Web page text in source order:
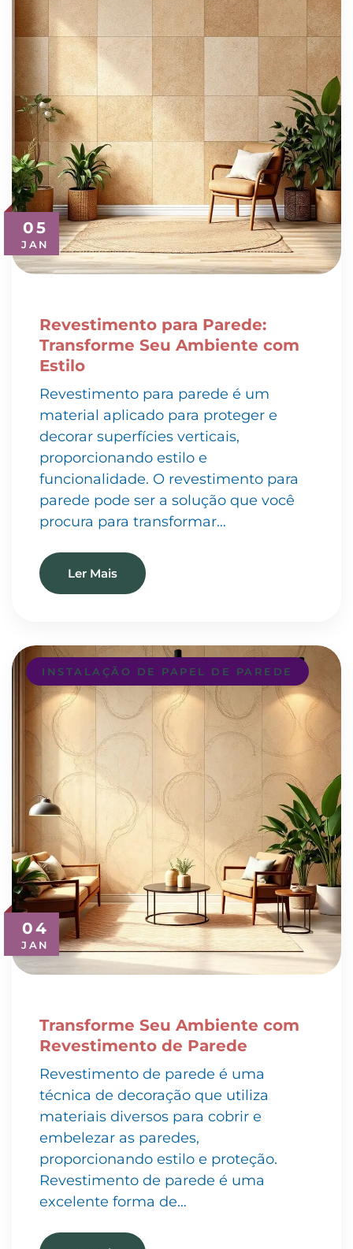
05
JAN
Revestimento para Parede:
Transforme Seu Ambiente com
Estilo
Revestimento para parede é um
material aplicado para proteger e
decorar superfícies verticais,
proporcionando estilo e
funcionalidade. O revestimento para
parede pode ser a solução que você
procura para transformar…
Ler Mais
04
JAN
INSTALAÇÃO DE PAPEL DE PAREDE
Transforme Seu Ambiente com
Revestimento de Parede
Revestimento de parede é uma
técnica de decoração que utiliza
materiais diversos para cobrir e
embelezar as paredes,
proporcionando estilo e proteção.
Revestimento de parede é uma
excelente forma de…